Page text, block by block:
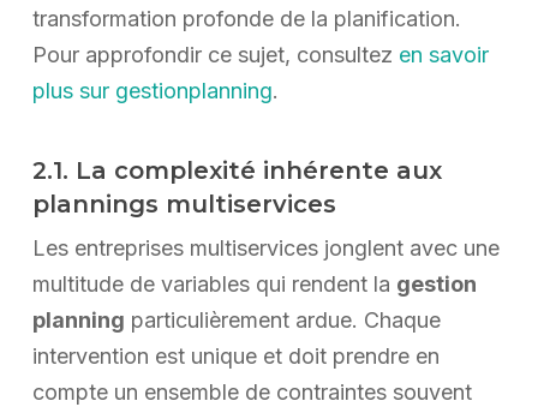
transformation profonde de la planification.
Pour approfondir ce sujet, consultez en savoir
plus sur gestionplanning.
2.1. La complexité inhérente aux
plannings multiservices
Les entreprises multiservices jonglent avec une
multitude de variables qui rendent la gestion
planning particulièrement ardue. Chaque
intervention est unique et doit prendre en
compte un ensemble de contraintes souvent